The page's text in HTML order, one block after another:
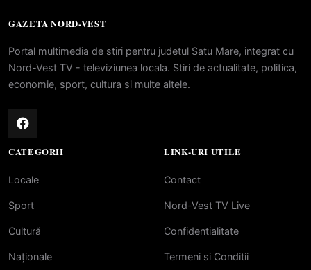
GAZETA NORD-VEST
Portal multimedia de stiri pentru judetul Satu Mare, integrat cu
Nord-Vest TV - televiziunea locala. Stiri de actualitate, politica,
economie, sport, cultura si multe altele.
CATEGORII
Locale
Sport
Cultură
Naționale
LINK-URI UTILE
Contact
Nord-Vest TV Live
Confidentialitate
Termeni si Conditii